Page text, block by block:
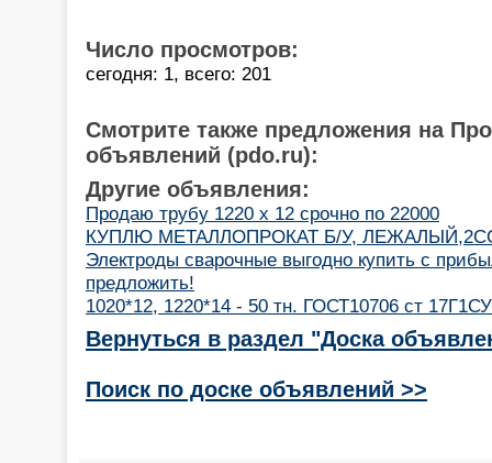
Число просмотров:
сегодня: 1, всего: 201
Смотрите также предложения на
объявлений (pdo.ru):
Другие объявления:
Продаю трубу 1220 x 12 срочно по 22000
КУПЛЮ МЕТАЛЛОПРОКАТ Б/У,
Электроды сварочные выгодно купить с
предложить!
1020*12, 1220*14 - 50 тн. ГОСТ10706 ст 17Г1СУ
Вернуться в раздел "Доска
Поиск по доске объявлений >>